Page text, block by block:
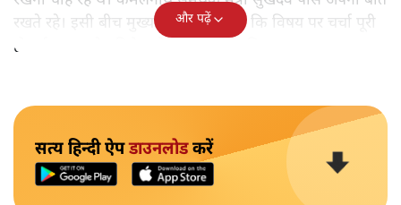
रखते रहे। इसी बीच मुख्यमंत्री ने कह दिया कि विषय पर चर्चा पूरी
हो गई अब आगे बढ़िये - तो इस पर तोमर बिफर गए।
और पढ़ें
सत्य हिन्दी ऐपडाउनलोडकरें